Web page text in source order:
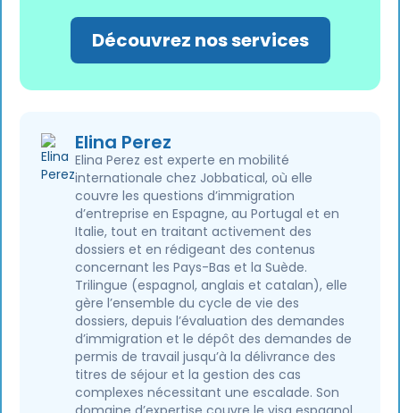
Découvrez nos services
Elina Perez
Elina Perez est experte en mobilité
internationale chez Jobbatical, où elle
couvre les questions d’immigration
d’entreprise en Espagne, au Portugal et en
Italie, tout en traitant activement des
dossiers et en rédigeant des contenus
concernant les Pays-Bas et la Suède.
Trilingue (espagnol, anglais et catalan), elle
gère l’ensemble du cycle de vie des
dossiers, depuis l’évaluation des demandes
d’immigration et le dépôt des demandes de
permis de travail jusqu’à la délivrance des
titres de séjour et la gestion des cas
complexes nécessitant une escalade. Son